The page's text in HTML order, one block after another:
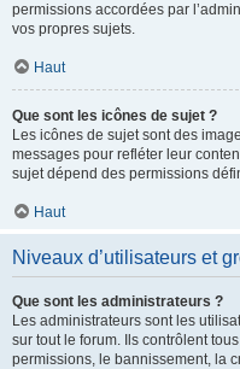
permissions accordées par
vos propres sujets.
Haut
Que sont les icônes de sujet ?
Les icônes de sujet sont des
messages pour refléter leur
sujet dépend des permissions
Haut
Niveaux d’utilisateurs et
Que sont les administrateurs ?
Les administrateurs sont les
sur tout le forum. Ils contrôlent
permissions, le bannissement, la